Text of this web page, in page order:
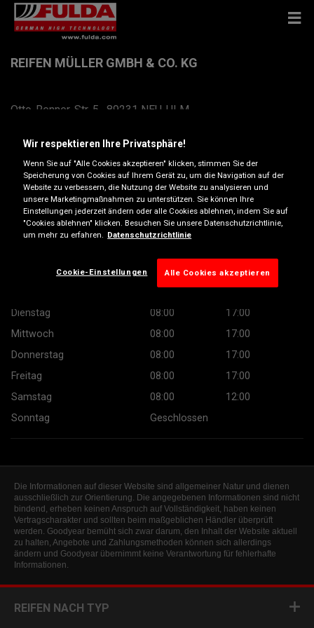
REIFEN MÜLLER GMBH & CO. KG
Otto-Renner-Str. 5 , 89231 NEU-ULM
Anfahrtsbeschreibung
Telefonnummer anzeigen
neu-ulm@reifen-mueller.com
Besuchen Sie die Website des Händlers
Öffnungszeiten
Dienstag
08:00
17:00
Mittwoch
08:00
17:00
Donnerstag
08:00
17:00
Freitag
08:00
17:00
Samstag
08:00
12:00
Sonntag
Geschlossen
Die Informationen auf dieser Website sind allgemeiner Natur und dienen
ausschließlich zur Orientierung. Die angegebenen Informationen sind nicht
bindend, erheben keinen Anspruch auf Vollständigkeit, haben keinen
Vertragscharakter und sollten beim maßgeblichen Händler überprüft
werden. Goodyear bemüht sich zwar darum, den Inhalt der Website aktuell
zu halten, Angebote und Zahlungsmethoden können sich allerdings
ändern und Goodyear übernimmt keine Verantwortung für fehlerhafte
Informationen.
REIFEN NACH TYP
Wir respektieren Ihre Privatsphäre!
Wenn Sie auf "Alle Cookies akzeptieren" klicken, stimmen Sie der
Speicherung von Cookies auf Ihrem Gerät zu, um die Navigation auf der
Website zu verbessern, die Nutzung der Website zu analysieren und
unsere Marketingmaßnahmen zu unterstützen. Sie können Ihre
Einstellungen jederzeit ändern oder alle Cookies ablehnen, indem Sie auf
"Cookies ablehnen" klicken. Besuchen Sie unsere Datenschutzrichtlinie,
um mehr zu erfahren. Datenschutzrichtlinie
Cookie-Einstellungen Alle Cookies akzeptieren